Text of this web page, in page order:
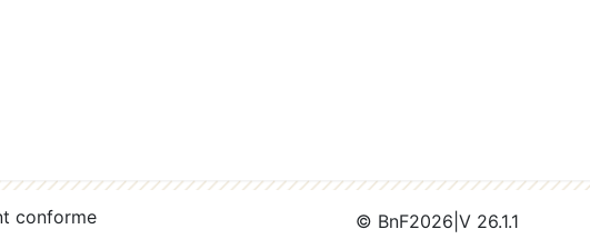
conforme © BnF2026 V 26.1.1